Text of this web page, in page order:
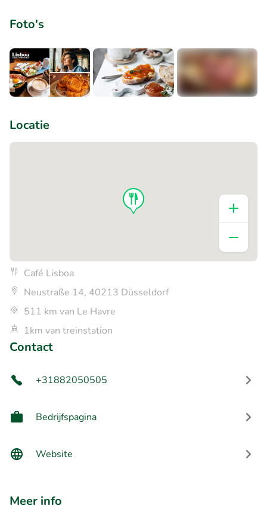
Foto's
Locatie
Café Lisboa
Neustraße 14, 40213 Düsseldorf
511 km van Le Havre
1km van treinstation
Contact
+31882050505
Bedrijfspagina
Website
Meer info